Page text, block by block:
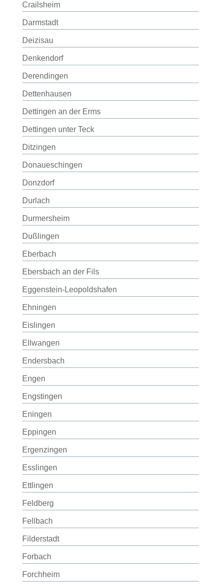
Crailsheim
Darmstadt
Deizisau
Denkendorf
Derendingen
Dettenhausen
Dettingen an der Erms
Dettingen unter Teck
Ditzingen
Donaueschingen
Donzdorf
Durlach
Durmersheim
Dußlingen
Eberbach
Ebersbach an der Fils
Eggenstein-Leopoldshafen
Ehningen
Eislingen
Ellwangen
Endersbach
Engen
Engstingen
Eningen
Eppingen
Ergenzingen
Esslingen
Ettlingen
Feldberg
Fellbach
Filderstadt
Forbach
Forchheim